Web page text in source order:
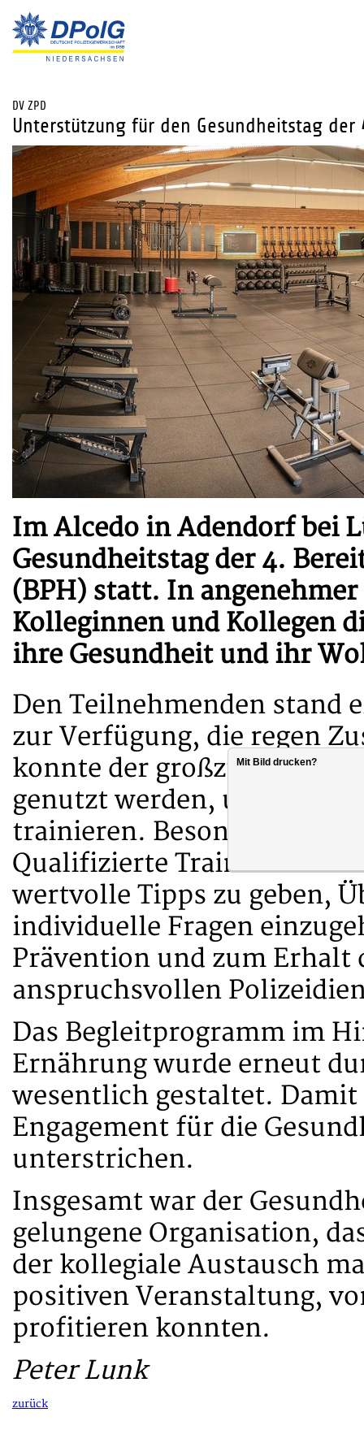
DV ZPD
Unterstützung für den Gesundheitstag
Im Alcedo in Adendorf bei
Gesundheitstag der 4.
(BPH) statt. In
Kolleginnen und Kollegen
ihre Gesundheit und ihr
Den Teilnehmenden stand
zur Verfügung, die regen
konnte der großzügige
genutzt werden, um
trainieren. Besonders
Qualifizierte Trainerinnen
wertvolle Tipps zu geben,
individuelle Fragen
Prävention und zum
anspruchsvollen
Das Begleitprogramm im
Ernährung wurde erneut
wesentlich gestaltet.
Engagement für die
unterstrichen.
Insgesamt war der
gelungene Organisation,
der kollegiale Austausch
positiven Veranstaltung,
profitieren konnten.
Peter Lunk
zurück
Mit Bild drucken?